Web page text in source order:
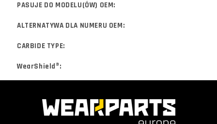
PASUJE DO MODELU(ÓW) OEM:
ALTERNATYWA DLA NUMERU OEM:
CARBIDE TYPE:
WearShield®: